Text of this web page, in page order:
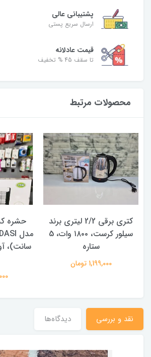
پشتیبانی عالی
ارسال سریع پستی
قیمت عادلانه
تا سقف 45 % تخفیف
محصولات مرتبط
کتری برقی 2/2 لیتری برند
سیلور کرست، ۱۸۰۰ وات، 5
ستاره
1,199,000 تومان
حشره
نقد و بررسی دیدگاه‌ها